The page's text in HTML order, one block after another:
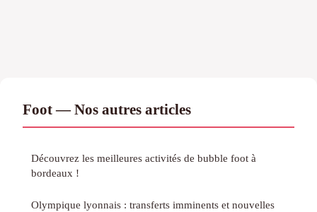
Foot — Nos autres articles
Découvrez les meilleures activités de bubble foot à
bordeaux !
Olympique lyonnais : transferts imminents et nouvelles